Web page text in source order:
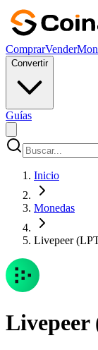
ComprarVender
Convertir
Guías
Inicio
Monedas
Livepeer
Livepeer